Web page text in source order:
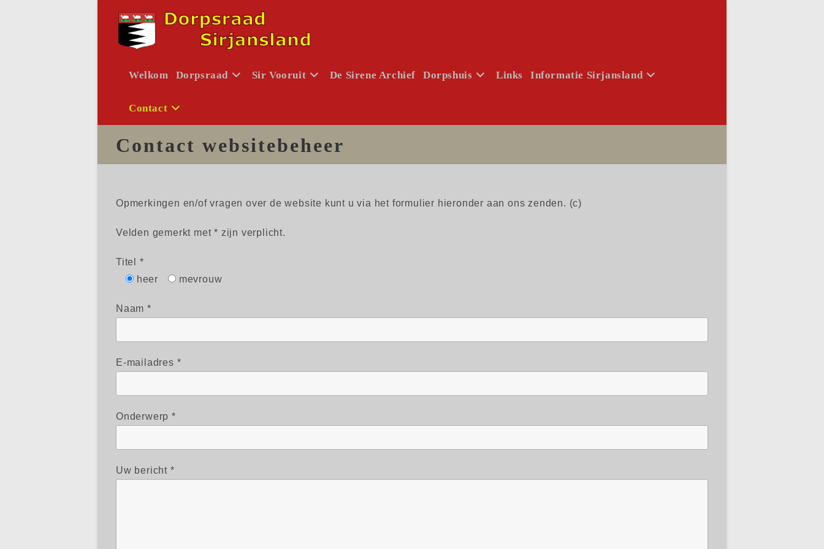
Welkom Dorpsraad Sir Vooruit De Sirene Archief Dorpshuis Links Informatie Sirjansland
Contact
Contact websitebeheer
Opmerkingen en/of vragen over de website kunt u via het formulier hieronder aan ons zenden. (c)
Velden gemerkt met * zijn verplicht.
Titel *
heer
mevrouw
Naam *
E-mailadres *
Onderwerp *
Uw bericht *